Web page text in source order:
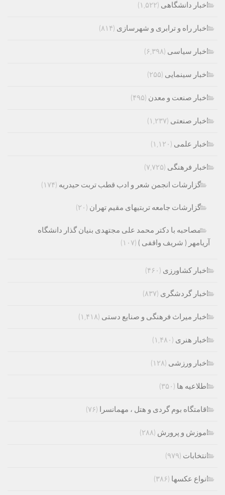
اخبار دانشگاهی (۱,۵۲۲)
اخبار راه و ترابری و شهرسازی (۸۱۴)
اخبار سیاسی (۶,۳۹۸)
اخبار سینمایی (۲۵۵)
اخبار صنعت و معدن (۴۹۵)
اخبار صنعتی (۱,۲۳۷)
اخبار علمی (۱,۱۲۰)
اخبار فرهنگی (۷,۷۲۵)
گزارشات انجمن شعر و ادب قطب تربت حیدریه (۱۷۴)
گزارشات جامعه تربتیهای مقیم تهران (۲۰)
مصاحبه با دکتر محمد علی مجتهدی بنیان گذار دانشگاه
آریامهر ( شریف واقفی ) (۱۰۷)
اخبار کشاورزی (۴۶۰)
اخبار گردشگری (۸۳۷)
اخبار میراث فرهنگی و صنایع دستی (۱,۴۱۸)
اخبار هنری (۱,۴۸۰)
اخبار ورزشی (۱۲۸)
اطلاعیه ها (۳۵۰)
اقامتگاه بوم گردی و هتل ، مهمانسرا (۷۶)
اموزش و پرورش (۲۸۸)
انتخابات (۹۷۹)
انواع عکسها (۳۸۶)